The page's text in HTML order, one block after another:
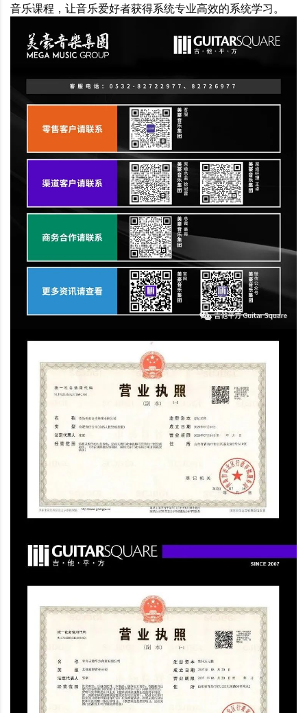
音乐课程，让音乐爱好者获得系统专业高效的系统学习。